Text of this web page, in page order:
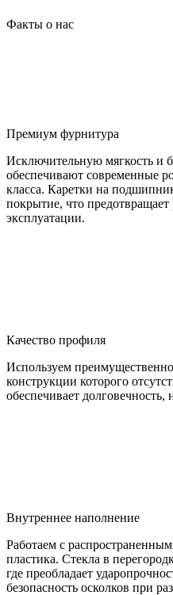
Факты о нас
Премиум фурнитура
Исключительную мягкость и
обеспечивают современные
класса. Каретки на
покрытие, что предотвращает
эксплуатации.
Качество профиля
Используем
конструкции которого
обеспечивает
Внутреннее наполнение
Работаем с
пластика. Стекла в
где преобладает
безопасность осколков при